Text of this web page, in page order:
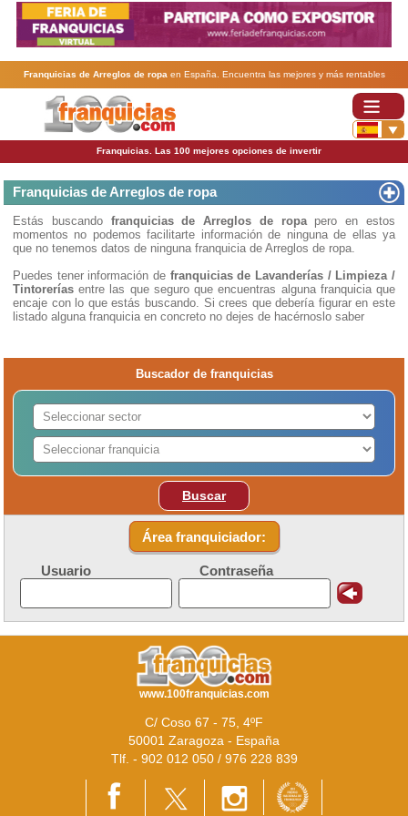
Franquicias de Arreglos de ropa en España. Encuentra las mejores y más rentables
franquicias de Arreglos de ropa . Abre tu negocio a través de una franquicia barata, rentable y
Franquicias. Las 100 mejores opciones de invertir
Franquicias de Arreglos de ropa
Estás buscando franquicias de Arreglos de ropapero en estos
momentos no podemos facilitarte información de ninguna de ellas ya
que no tenemos datos de ninguna franquicia de Arreglos de ropa.
Puedes tener información de franquicias de Lavanderías / Limpieza /
Tintorerías entre las que seguro que encuentras alguna franquicia que
encaje con lo que estás buscando. Si crees que debería figurar en este
listado alguna franquicia en concreto no dejes de hacérnoslo saber
Buscador de franquicias
Buscar
Área franquiciador:
Usuario Contraseña
www.100franquicias.com
C/ Coso 67 - 75, 4ºF
50001 Zaragoza - España
Tlf. - 902 012 050 / 976 228 839